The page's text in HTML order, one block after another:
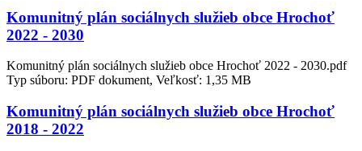
Komunitný plán sociálnych služieb obce Hrochoť
2022 - 2030
Komunitný plán sociálnych služieb obce Hrochoť 2022 - 2030.pdf
Typ súboru: PDF dokument, Veľkosť: 1,35 MB
Komunitný plán sociálnych služieb obce Hrochoť
2018 - 2022